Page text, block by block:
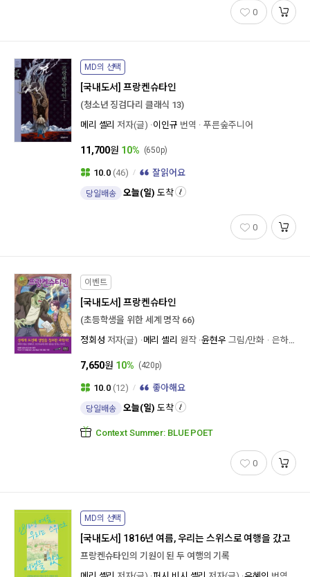
0
MD의 선택
[국내도서] 프랑켄슈타인
(청소년 징검다리 클래식 13)
메리 셸리 저자(글) 이인규 번역 푸른숲주니어
11,700원 10% (650p)
10.0 (46) 잘읽어요
당일배송 오늘(일) 도착
0
이벤트
[국내도서] 프랑켄슈타인
(초등학생을 위한 세계 명작 66)
정회성 저자(글) 메리 셸리 원작 윤현우 그림/만화 은하수미디어
7,650원 10% (420p)
10.0 (12) 좋아해요
당일배송 오늘(일) 도착
Context Summer: BLUE POET
0
MD의 선택
[국내도서] 1816년 여름, 우리는 스위스로 여행을 갔고
프랑켄슈타인의 기원이 된 두 여행의 기록